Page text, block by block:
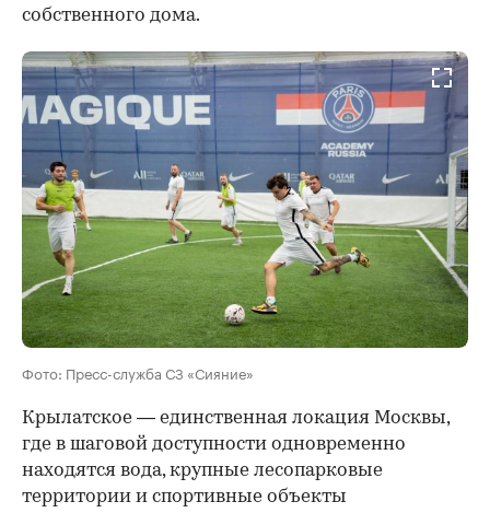
собственного дома.
Фото: Пресс-служба СЗ «Сияние»
Крылатское — единственная локация Москвы,
где в шаговой доступности одновременно
находятся вода, крупные лесопарковые
территории и спортивные объекты